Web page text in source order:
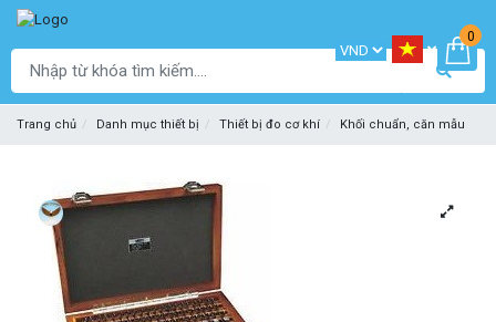
0
Trang chủ Danh mục thiết bị Thiết bị đo cơ khí Khối chuẩn, căn mẫu